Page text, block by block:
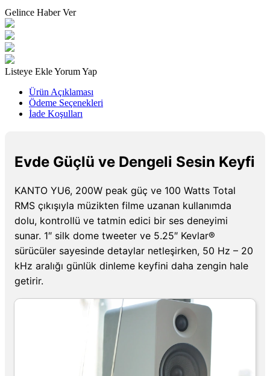
Gelince Haber Ver
Listeye EkleYorum Yap
Ürün Açıklaması
Ödeme Seçenekleri
İade Koşulları
Evde Güçlü ve Dengeli Sesin Keyfi
KANTO YU6, 200W peak güç ve 100 Watts Total
RMS çıkışıyla müzikten filme uzanan kullanımda
dolu, kontrollü ve tatmin edici bir ses deneyimi
sunar. 1″ silk dome tweeter ve 5.25″ Kevlar®
sürücüler sayesinde detaylar netleşirken, 50 Hz – 20
kHz aralığı günlük dinleme keyfini daha zengin hale
getirir.